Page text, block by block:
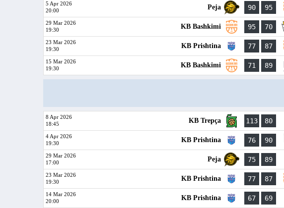
5 Apr 2026
20:00
Peja 90 95
29 Mar 2026
19:30
KB Bashkimi 95 70
23 Mar 2026
19:30
KB Prishtina 77 87
15 Mar 2026
19:30
KB Bashkimi 71 89
8 Apr 2026
18:45
KB Trepça 113 80
4 Apr 2026
19:30
KB Prishtina 76 90
29 Mar 2026
17:00
Peja 75 89
23 Mar 2026
19:30
KB Prishtina 77 87
14 Mar 2026
20:00
KB Prishtina 67 69